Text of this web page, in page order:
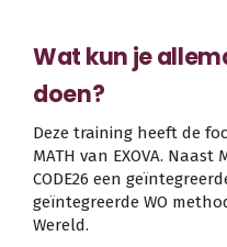
Wat kun je
doen?
Deze training heeft de
MATH van EXOVA. Naast
CODE26 een
geïntegreerde WO
Wereld.